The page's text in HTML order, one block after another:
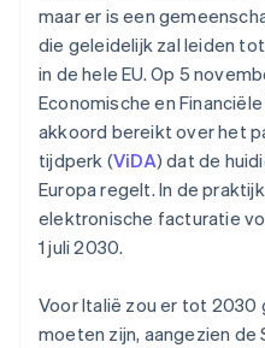
maar er is een
die geleidelijk zal leiden
in de hele EU. Op 5
Economische en
akkoord bereikt over het
tijdperk (ViDA) dat de
Europa regelt. In de
elektronische facturatie
1 juli 2030.
Voor Italië zou er tot
moeten zijn, aangezien